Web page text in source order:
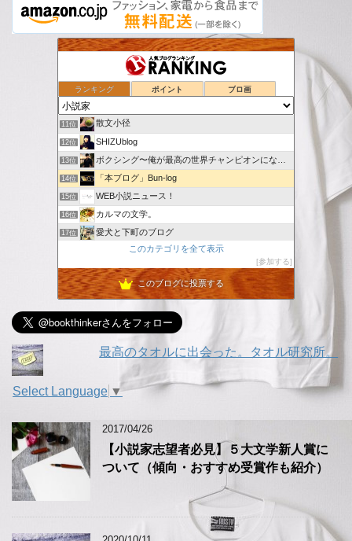
ランキング ポイント ブロ画
7位 GATEZEROの日記
広岡威吹のラノベ作家ブログ（ＧＡ文庫大賞）
かっちゃんねる教育
10位
11位 散文小径
12位 SHIZUblog
13位 ボクシング〜俺が最高の世界チャンピオンになる〜
14位 「本ブログ」Bun-log
15位 WEB小説ニュース！
16位 カルマの文学。
17位 愛犬と下町のブログ
世界の名作文学を５分で語るブログ版｜プラス創作記録
19位 村田悠 小説 公式ブログ
20位 GIOの好きに生きてます。
このカテゴリを全て表示
参加する
このブログに投票する
最高のタオルに出会った。タオル研究所。
Select Language ▼
2017/04/26
【小説家志望者必見】５大文学新人賞に
ついて（傾向・おすすめ受賞作も紹介）